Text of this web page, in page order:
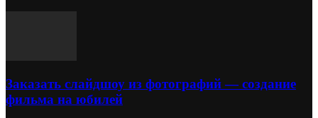
Заказать слайдшоу из фотографий — создание
фильма на юбилей